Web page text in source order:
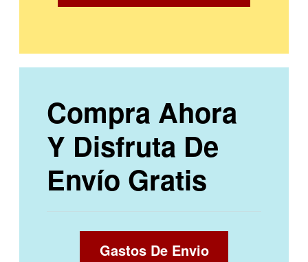
Compra Ahora
Y Disfruta De
Envío Gratis
Gastos De Envio